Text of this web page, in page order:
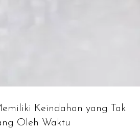
Keindahan yang Tak
Oleh Waktu